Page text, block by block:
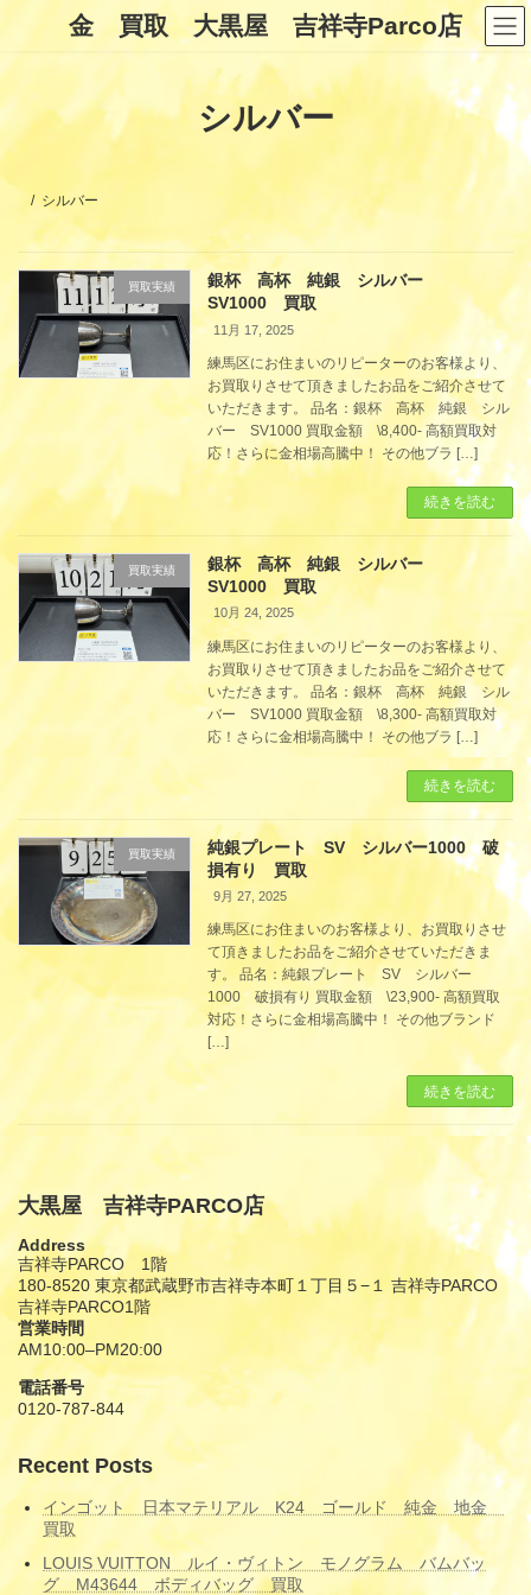
ン
キ
ッ
ー
に
移
金 買取 大黒屋 吉祥寺Parco店
シルバー
シルバー
買取実績
銀杯 高杯 純銀 シルバー
SV1000 買取
11月 17, 2025
練馬区にお住まいのリピーターのお客様より、
お買取りさせて頂きましたお品をご紹介させて
いただきます。 品名：銀杯 高杯 純銀 シル
バー SV1000 買取金額 \8,400- 高額買取対
応！さらに金相場高騰中！ その他ブラ […]
続きを読む
買取実績
銀杯 高杯 純銀 シルバー
SV1000 買取
10月 24, 2025
練馬区にお住まいのリピーターのお客様より、
お買取りさせて頂きましたお品をご紹介させて
いただきます。 品名：銀杯 高杯 純銀 シル
バー SV1000 買取金額 \8,300- 高額買取対
応！さらに金相場高騰中！ その他ブラ […]
続きを読む
買取実績
純銀プレート SV シルバー1000 破
損有り 買取
9月 27, 2025
練馬区にお住まいのお客様より、お買取りさせ
て頂きましたお品をご紹介させていただきま
す。 品名：純銀プレート SV シルバー
1000 破損有り 買取金額 \23,900- 高額買取
対応！さらに金相場高騰中！ その他ブランド
[…]
続きを読む
大黒屋 吉祥寺PARCO店
Address
吉祥寺PARCO 1階
180-8520 東京都武蔵野市吉祥寺本町１丁目５−１ 吉祥寺PARCO
吉祥寺PARCO1階
営業時間
AM10:00–PM20:00
電話番号
0120-787-844
Recent Posts
インゴット 日本マテリアル K24 ゴールド 純金 地金
買取
LOUIS VUITTON ルイ・ヴィトン モノグラム バムバッ
グ M43644 ボディバッグ 買取